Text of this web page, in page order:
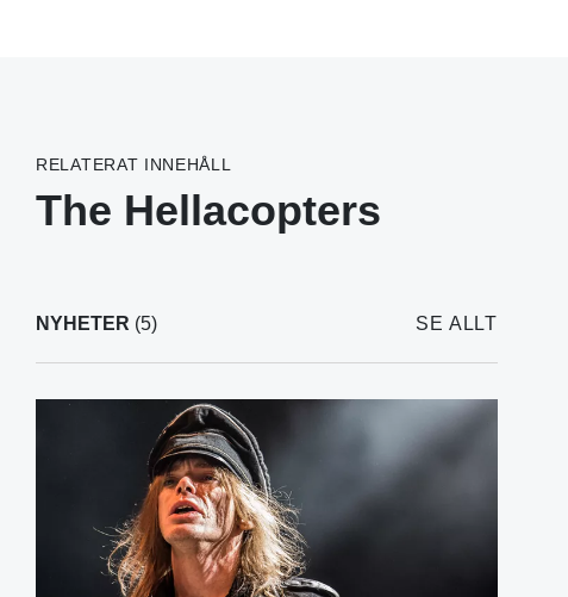
RELATERAT INNEHÅLL
The Hellacopters
NYHETER (5) SE ALLT